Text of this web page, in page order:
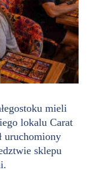
mieli
lokalu Carat
uruchomiony
sklepu